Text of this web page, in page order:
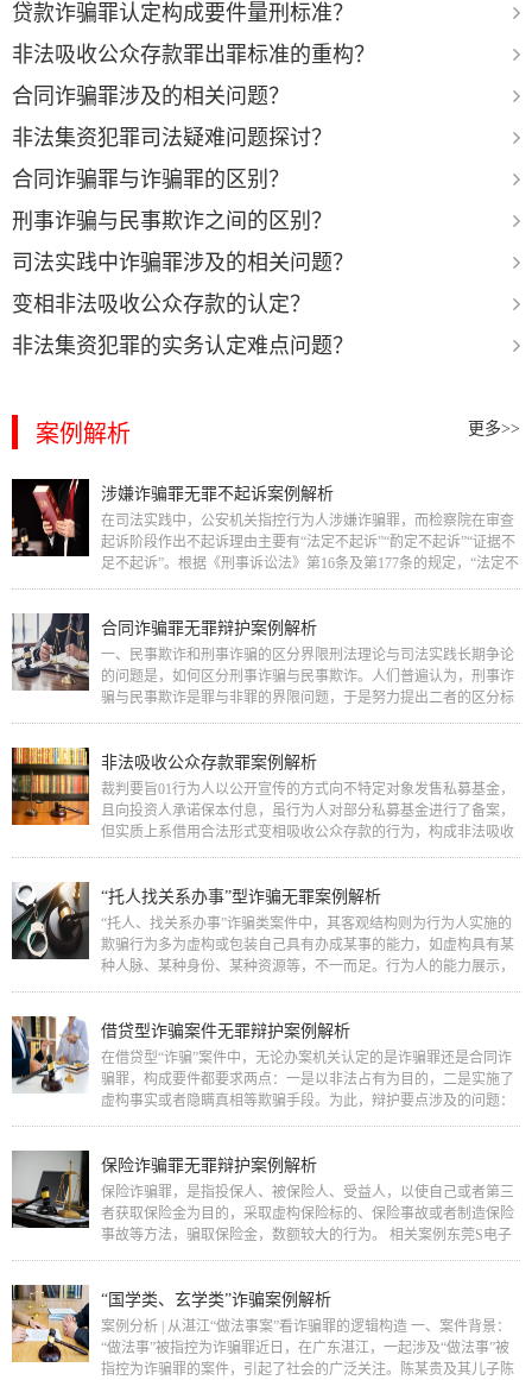
贷款诈骗罪认定构成要件量刑标准？
非法吸收公众存款罪出罪标准的重构？
合同诈骗罪涉及的相关问题？
非法集资犯罪司法疑难问题探讨？
合同诈骗罪与诈骗罪的区别？
刑事诈骗与民事欺诈之间的区别？
司法实践中诈骗罪涉及的相关问题？
变相非法吸收公众存款的认定？
非法集资犯罪的实务认定难点问题？
案例解析 更多>>
涉嫌诈骗罪无罪不起诉案例解析
在司法实践中，公安机关指控行为人涉嫌诈骗罪，而检察院在审查
起诉阶段作出不起诉理由主要有“法定不起诉”“酌定不起诉”“证据不
足不起诉”。根据《刑事诉讼法》第16条及第177条的规定，“法定不
起诉”适用于以下…
合同诈骗罪无罪辩护案例解析
一、民事欺诈和刑事诈骗的区分界限刑法理论与司法实践长期争论
的问题是，如何区分刑事诈骗与民事欺诈。人们普遍认为，刑事诈
骗与民事欺诈是罪与非罪的界限问题，于是努力提出二者的区分标
准。张明楷教授认为，这种研…
非法吸收公众存款罪案例解析
裁判要旨01行为人以公开宣传的方式向不特定对象发售私募基金，
且向投资人承诺保本付息，虽行为人对部分私募基金进行了备案，
但实质上系借用合法形式变相吸收公众存款的行为，构成非法吸收
公众存款罪。基本案情行为人…
“托人找关系办事”型诈骗无罪案例解析
“托人、找关系办事”诈骗类案件中，其客观结构则为行为人实施的
欺骗行为多为虚构或包装自己具有办成某事的能力，如虚构具有某
种人脉、某种身份、某种资源等，不一而足。行为人的能力展示，
使被害人足认事情能够办成…
借贷型诈骗案件无罪辩护案例解析
在借贷型“诈骗”案件中，无论办案机关认定的是诈骗罪还是合同诈
骗罪，构成要件都要求两点：一是以非法占有为目的，二是实施了
虚构事实或者隐瞒真相等欺骗手段。为此，辩护要点涉及的问题：
有无非法占有为目的？欺骗…
保险诈骗罪无罪辩护案例解析
保险诈骗罪，是指投保人、被保险人、受益人，以使自己或者第三
者获取保险金为目的，采取虚构保险标的、保险事故或者制造保险
事故等方法，骗取保险金，数额较大的行为。 相关案例东莞S电子
厂、龚某被控保险诈骗案----…
“国学类、玄学类”诈骗案例解析
案例分析 | 从湛江“做法事案”看诈骗罪的逻辑构造 一、案件背景：
“做法事”被指控为诈骗罪近日，在广东湛江，一起涉及“做法事”被
指控为诈骗罪的案件，引起了社会的广泛关注。陈某贵及其儿子陈